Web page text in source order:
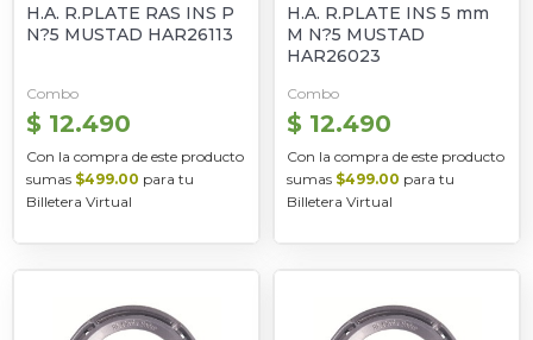
H.A. R.PLATE RAS INS P
N?5 MUSTAD HAR26113
Combo
$ 12.490
Con la compra de este producto
sumas $499.00 para tu
Billetera Virtual
H.A. R.PLATE INS 5 mm
M N?5 MUSTAD
HAR26023
Combo
$ 12.490
Con la compra de este producto
sumas $499.00 para tu
Billetera Virtual